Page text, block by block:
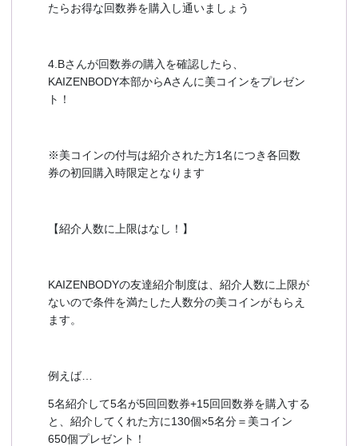
たらお得な回数券を購入し通いましょう
4.Bさんが回数券の購入を確認したら、
KAIZENBODY本部からAさんに美コインをプレゼン
ト！
※美コインの付与は紹介された方1名につき各回数
券の初回購入時限定となります
【紹介人数に上限はなし！】
KAIZENBODYの友達紹介制度は、紹介人数に上限が
ないので条件を満たした人数分の美コインがもらえ
ます。
例えば…
5名紹介して5名が5回回数券+15回回数券を購入する
と、紹介してくれた方に130個×5名分＝美コイン
650個プレゼント！